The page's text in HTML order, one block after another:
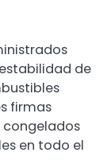
de
firmas
en todo el